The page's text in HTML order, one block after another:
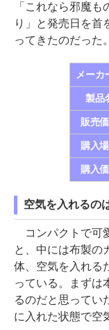
「これなら邪魔
り」と発売日を首
ってきたのだった。
メーカ
製品
販売
購入
購入
空気を入れるの
コンパクトで可
と、中には布製の
体、空気を入れる
っている。まずは
るのだと思ってい
に入れた状態で空